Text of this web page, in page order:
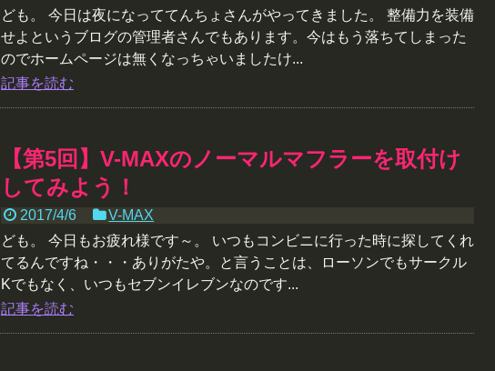
ども。 今日は夜になっててんちょさんがやってきました。 整備力を装備
せよというブログの管理者さんでもあります。今はもう落ちてしまった
のでホームページは無くなっちゃいましたけ...
記事を読む
【第5回】V-MAXのノーマルマフラーを取付け
してみよう！
2017/4/6
V-MAX
ども。 今日もお疲れ様です～。 いつもコンビニに行った時に探してくれ
てるんですね・・・ありがたや。と言うことは、ローソンでもサークル
Kでもなく、いつもセブンイレブンなのです...
記事を読む